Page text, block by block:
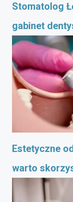
Stomatolog
gabinet
Estetyczne
warto